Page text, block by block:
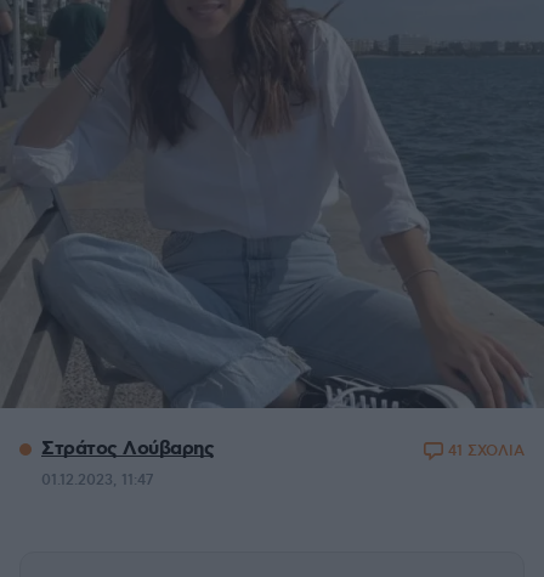
Στράτος Λούβαρης
01.12.2023, 11:47
41 ΣΧΟΛΙΑ